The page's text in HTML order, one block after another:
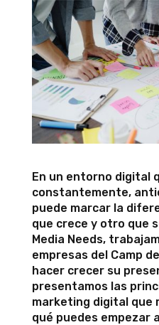
En un entorno digital
constantemente,
puede marcar la
que crece y otro que
Media Needs,
empresas del Camp
hacer crecer su
presentamos las
marketing digital que
qué puedes empezar